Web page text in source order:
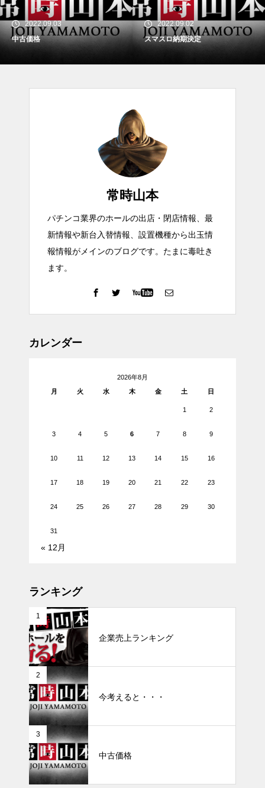
2022.09.03
中古価格
2022.09.02
スマスロ納期決定
常時山本
パチンコ業界のホールの出店・閉店情報、最
新情報や新台入替情報、設置機種から出玉情
報情報がメインのブログです。たまに毒吐き
ます。
カレンダー
2026年8月
月
火 水 木 金 土 日
1 2
3 4 5 6 7 8 9
10 11 12 13 14 15 16
17 18 19 20 21 22 23
24 25 26 27 28 29 30
31
« 12月
ランキング
1
企業売上ランキング
2
今考えると・・・
3
中古価格